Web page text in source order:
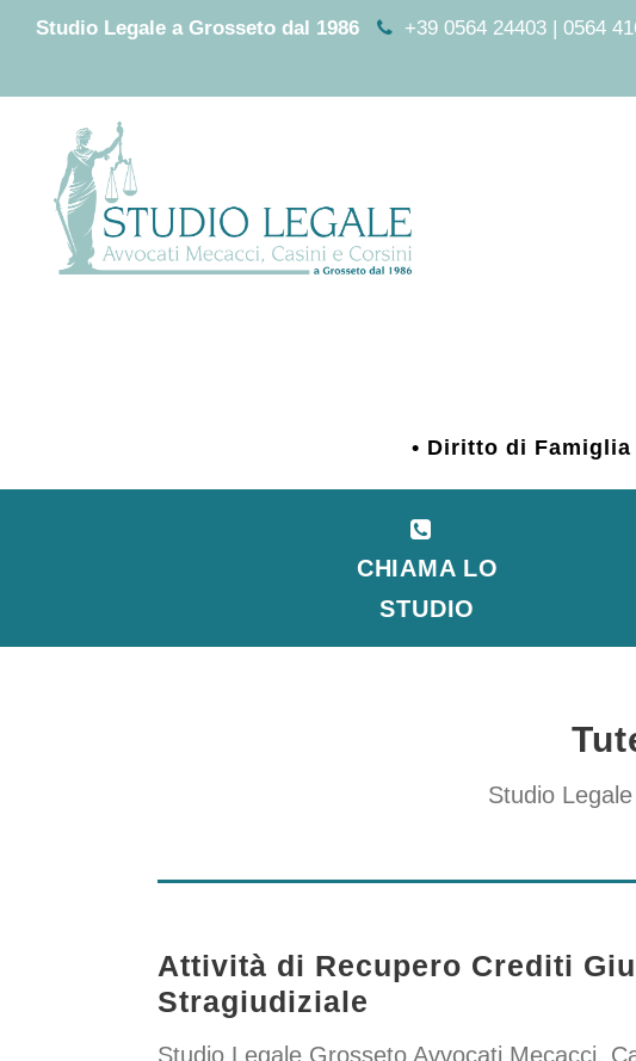
Studio Legale a Grosseto dal 1986 +39 0564 24403 | 0564
• Diritto di Famiglia
CHIAMA LO
STUDIO
Studio
Attività di Recupero Crediti
Stragiudiziale
Studio Legale Grosseto Avvocati Mecacci,